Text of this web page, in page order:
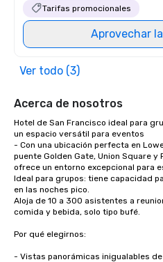
Tarifas promocionales
Aprovechar
Ver todo (3)
Acerca de nosotros
Hotel de San Francisco ideal para
un espacio versátil para eventos
- Con una ubicación perfecta en
puente Golden Gate, Union Square
ofrece un entorno excepcional para
Ideal para grupos: tiene capacidad
en las noches pico.
Aloja de 10 a 300 asistentes a
comida y bebida, solo tipo bufé.
Por qué elegirnos:
- Vistas panorámicas inigualables